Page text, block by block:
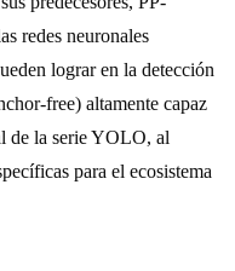
redes neuronales
lograr en la detección
free) altamente capaz
de la serie YOLO, al
para el ecosistema